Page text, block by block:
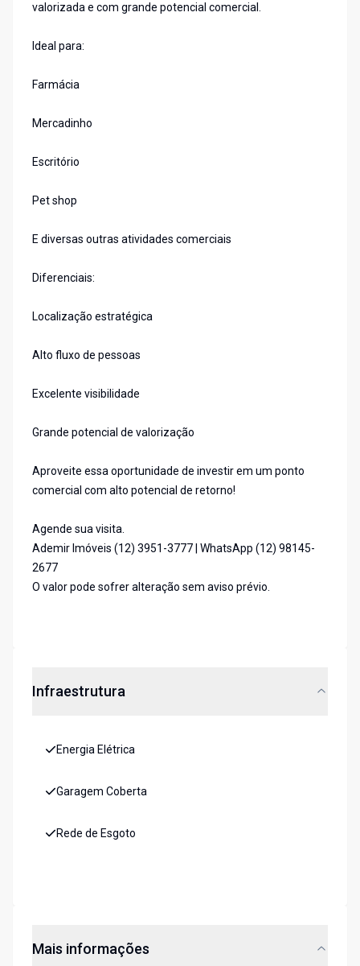
valorizada e com grande potencial comercial.
Ideal para:
Farmácia
Mercadinho
Escritório
Pet shop
E diversas outras atividades comerciais
Diferenciais:
Localização estratégica
Alto fluxo de pessoas
Excelente visibilidade
Grande potencial de valorização
Aproveite essa oportunidade de investir em um ponto
comercial com alto potencial de retorno!
Agende sua visita.
Ademir Imóveis (12) 3951-3777 | WhatsApp (12) 98145-
2677
O valor pode sofrer alteração sem aviso prévio.
Infraestrutura
Energia Elétrica
Garagem Coberta
Rede de Esgoto
Mais informações